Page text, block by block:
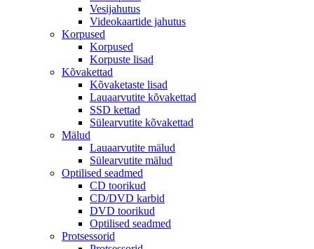
Vesijahutus
Videokaartide jahutus
Korpused
Korpused
Korpuste lisad
Kõvakettad
Kõvaketaste lisad
Lauaarvutite kõvakettad
SSD kettad
Sülearvutite kõvakettad
Mälud
Lauaarvutite mälud
Sülearvutite mälud
Optilised seadmed
CD toorikud
CD/DVD karbid
DVD toorikud
Optilised seadmed
Protsessorid